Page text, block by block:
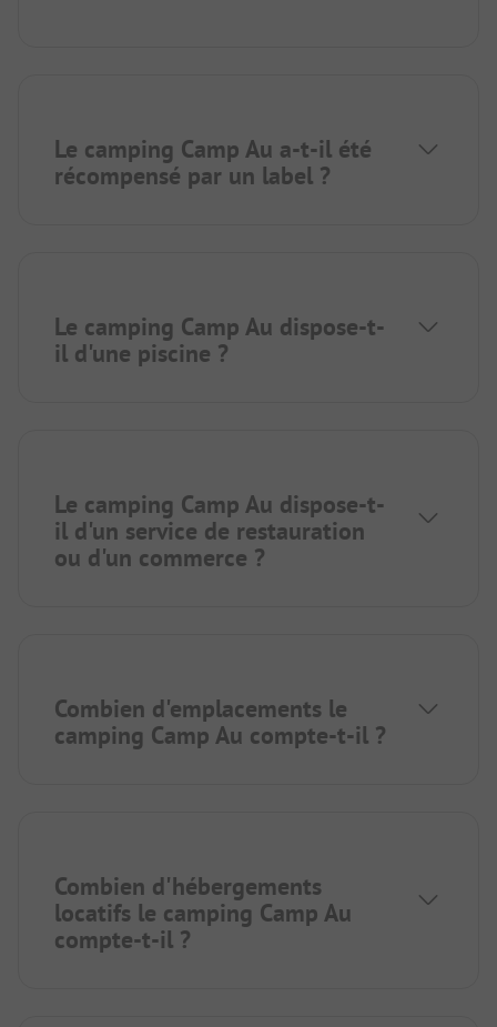
Le camping Camp Au a-t-il été
récompensé par un label ?
Le camping Camp Au dispose-t-
il d'une piscine ?
Le camping Camp Au dispose-t-
il d'un service de restauration
ou d'un commerce ?
Combien d'emplacements le
camping Camp Au compte-t-il ?
Combien d'hébergements
locatifs le camping Camp Au
compte-t-il ?